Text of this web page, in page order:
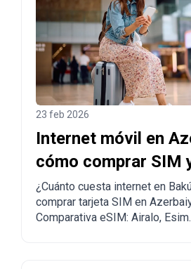
23 feb 2026
Internet móvil en
cómo comprar SIM
Bakú
¿Cuánto cuesta internet en
comprar tarjeta SIM en
Comparativa eSIM: Airalo,